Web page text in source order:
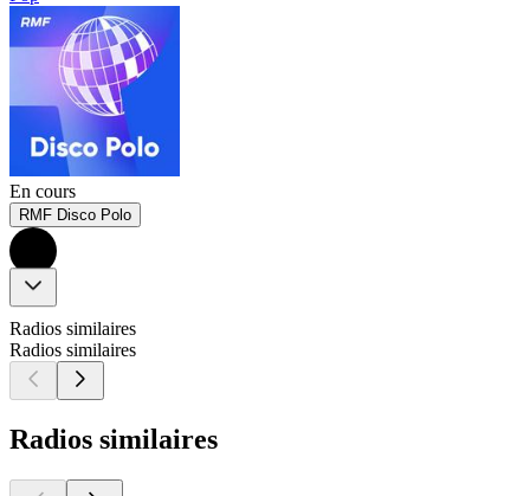
En cours
RMF Disco Polo
Radios similaires
Radios similaires
Radios similaires